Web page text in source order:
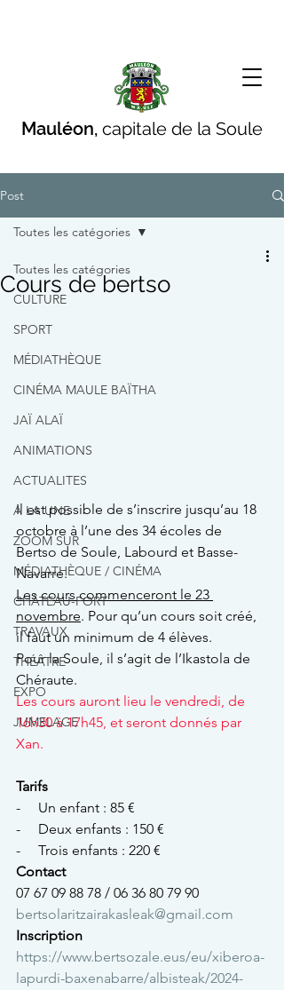
Mauléon, capitale de la Soule
Post
Toutes les catégories
CULTURE
SPORT
MÉDIATHÈQUE
CINÉMA MAULE BAÏTHA
JAÏ ALAÏ
ANIMATIONS
ACTUALITES
A LA UNE
ZOOM SUR
MÉDIATHÈQUE / CINÉMA
CHÂTEAU-FORT
TRAVAUX
THÉÂTRE
EXPO
JUMELAGE
Toutes les catégories
Cours de bertso
Il est possible de s’inscrire jusqu’au 18
octobre à l’une des 34 écoles de
Bertso de Soule, Labourd et Basse-
Navarre.
Les cours commenceront le 23
novembre. Pour qu’un cours soit créé,
il faut un minimum de 4 élèves.
Pour la Soule, il s’agit de l’Ikastola de
Chéraute.
Les cours auront lieu le vendredi, de
16h30 à 17h45, et seront donnés par
Xan.
Tarifs
-     Un enfant : 85 €
-     Deux enfants : 150 €
-     Trois enfants : 220 €
Contact
07 67 09 88 78 / 06 36 80 79 90
bertsolaritzairakasleak@gmail.com
Inscription
https://www.bertsozale.eus/eu/xiberoa-
lapurdi-baxenabarre/albisteak/2024-